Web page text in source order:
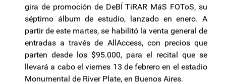
gira de promoción de DeBÍ TiRAR MáS FOToS, su
séptimo álbum de estudio, lanzado en enero. A
partir de este martes, se habilitó la venta general de
entradas a través de AllAccess, con precios que
parten desde los $95.000, para el recital que se
llevará a cabo el viernes 13 de febrero en el estadio
Monumental de River Plate, en Buenos Aires.